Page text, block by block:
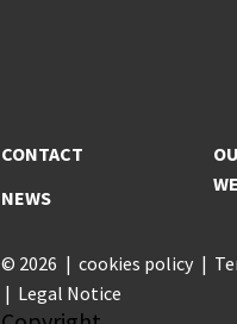
CONTACT
NEWS
© 2026 cookies policy
Legal Notice